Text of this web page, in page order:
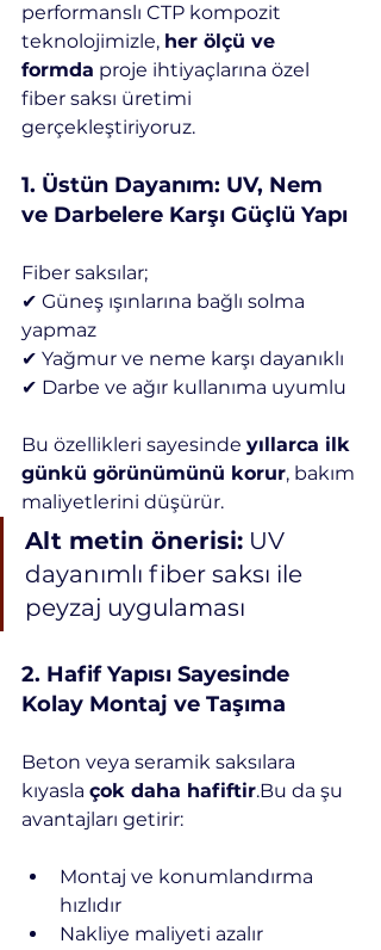
performanslı CTP kompozit
teknolojimizle, her ölçü ve
formda proje ihtiyaçlarına özel
fiber saksı üretimi
gerçekleştiriyoruz.
1️. Üstün Dayanım: UV, Nem
ve Darbelere Karşı Güçlü Yapı
Fiber saksılar;
✔ Güneş ışınlarına bağlı solma
yapmaz
✔ Yağmur ve neme karşı dayanıklı
✔ Darbe ve ağır kullanıma uyumlu
Bu özellikleri sayesinde yıllarca ilk
günkü görünümünü korur, bakım
maliyetlerini düşürür.
Alt metin önerisi: UV
dayanımlı fiber saksı ile
peyzaj uygulaması
2️. Hafif Yapısı Sayesinde
Kolay Montaj ve Taşıma
Beton veya seramik saksılara
kıyasla çok daha hafiftir.Bu da şu
avantajları getirir:
Montaj ve konumlandırma
hızlıdır
Nakliye maliyeti azalır